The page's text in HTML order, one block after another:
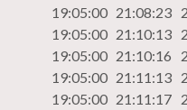
19:05:00 21:08:23
19:05:00 21:10:13
19:05:00 21:10:16
19:05:00 21:11:13
19:05:00 21:11:17